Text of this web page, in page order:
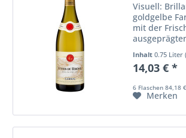
Visuell:
goldgelbe
mit der
Ausdruck
weißen
Inhalt 0.75 Liter
14,03 € *
6 Flaschen 84,18
Merken